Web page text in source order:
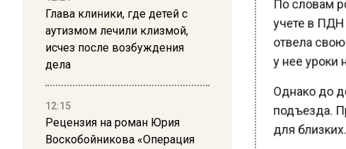
Глава клиники, где детей с
аутизмом лечили клизмой,
исчез после возбуждения
дела
12:15
Рецензия на роман Юрия
Воскобойникова «Операция
учете в ПДН
отвела
у нее уроки
Однако до
подъезда.
для близких.